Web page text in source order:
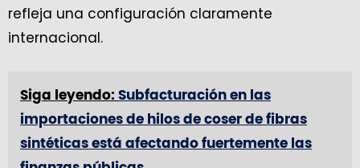
refleja una configuración claramente
internacional.
Siga leyendo: Subfacturación en las
importaciones de hilos de coser de fibras
sintéticas está afectando fuertemente las